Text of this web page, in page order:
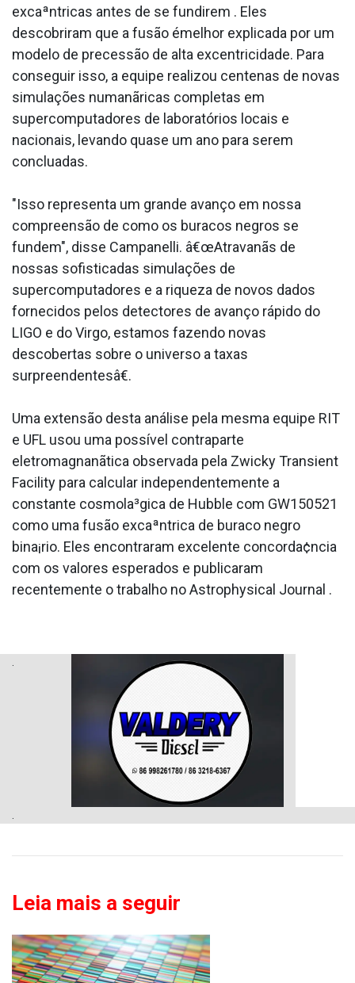
excaªntricas antes de se fundirem . Eles
descobriram que a fusão émelhor explicada por um
modelo de precessão de alta excentricidade. Para
conseguir isso, a equipe realizou centenas de novas
simulações numanãricas completas em
supercomputadores de laboratórios locais e
nacionais, levando quase um ano para serem
conclua­das.
"Isso representa um grande avanço em nossa
compreensão de como os buracos negros se
fundem", disse Campanelli. â€œAtravanãs de
nossas sofisticadas simulações de
supercomputadores e a riqueza de novos dados
fornecidos pelos detectores de avanço rápido do
LIGO e do Virgo, estamos fazendo novas
descobertas sobre o universo a taxas
surpreendentesâ€.
Uma extensão desta análise pela mesma equipe RIT
e UFL usou uma possí­vel contraparte
eletromagnanãtica observada pela Zwicky Transient
Facility para calcular independentemente a
constante cosmola³gica de Hubble com GW150521
como uma fusão excaªntrica de buraco negro
bina¡rio. Eles encontraram excelente concorda¢ncia
com os valores esperados e publicaram
recentemente o trabalho no Astrophysical Journal .
Leia mais a seguir